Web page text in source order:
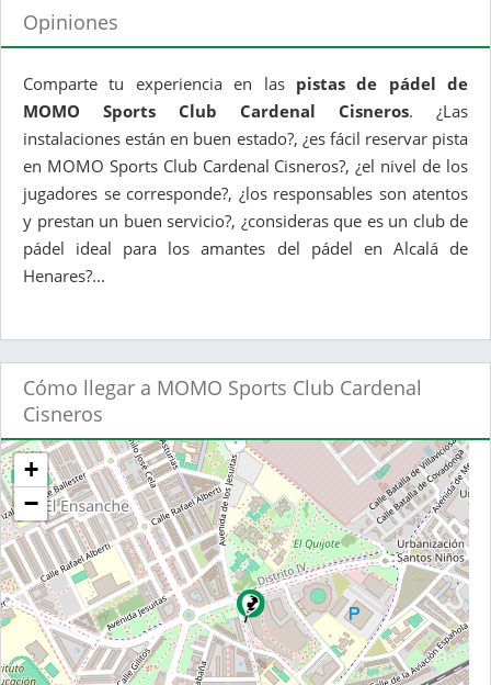
Opiniones
Comparte tu experiencia en las pistas de pádel de
MOMO Sports Club Cardenal Cisneros. ¿Las
instalaciones están en buen estado?, ¿es fácil reservar pista
en MOMO Sports Club Cardenal Cisneros?, ¿el nivel de los
jugadores se corresponde?, ¿los responsables son atentos
y prestan un buen servicio?, ¿consideras que es un club de
pádel ideal para los amantes del pádel en Alcalá de
Henares?...
Cómo llegar a MOMO Sports Club Cardenal
Cisneros
+
−